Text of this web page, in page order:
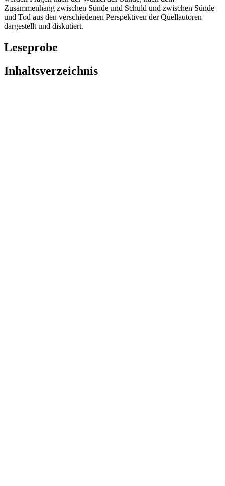
Zusammenhang zwischen Sünde und Schuld und zwischen Sünde
und Tod aus den verschiedenen Perspektiven der Quellautoren
dargestellt und diskutiert.
Leseprobe
Inhaltsverzeichnis